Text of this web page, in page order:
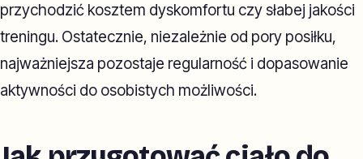
przychodzić kosztem dyskomfortu czy słabej jakości
treningu. Ostatecznie, niezależnie od pory posiłku,
najważniejsza pozostaje regularność i dopasowanie
aktywności do osobistych możliwości.